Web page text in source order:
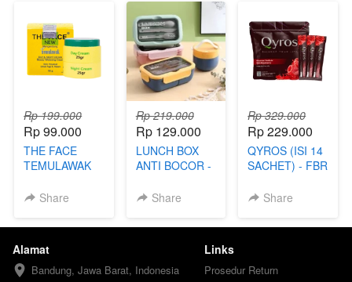
Rp 199.000
Rp 99.000
THE FACE
TEMULAWAK
Share
Rp 219.000
Rp 129.000
LUNCH BOX
ANTI BOCOR -
Share
Rp 329.000
Rp 229.000
QYROS (ISI 14
SACHET) - FBR
Share
Alamat
Bandung, Jawa Barat, Indonesia
Links
Prosedur Return